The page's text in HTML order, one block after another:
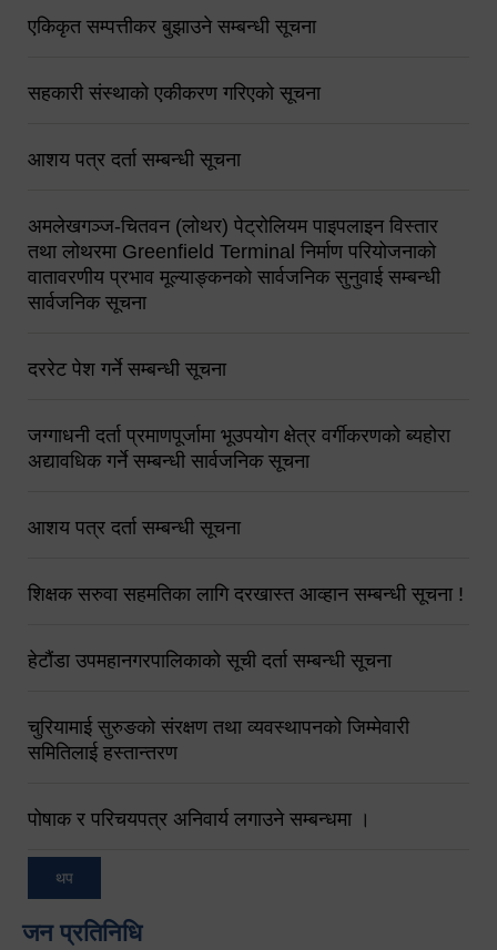
एकिकृत सम्पत्तीकर बुझाउने सम्बन्धी सूचना
सहकारी संस्थाको एकीकरण गरिएको सूचना
आशय पत्र दर्ता सम्बन्धी सूचना
अमलेखगञ्ज-चितवन (लोथर) पेट्रोलियम पाइपलाइन विस्तार
तथा लोथरमा Greenfield Terminal निर्माण परियोजनाको
वातावरणीय प्रभाव मूल्याङ्कनको सार्वजनिक सुनुवाई सम्बन्धी
सार्वजनिक सूचना
दररेट पेश गर्ने सम्बन्धी सूचना
जग्गाधनी दर्ता प्रमाणपूर्जामा भूउपयोग क्षेत्र वर्गीकरणको ब्यहोरा
अद्यावधिक गर्ने सम्बन्धी सार्वजनिक सूचना
आशय पत्र दर्ता सम्बन्धी सूचना
शिक्षक सरुवा सहमतिका लागि दरखास्त आव्हान सम्बन्धी सूचना !
हेटौंडा उपमहानगरपालिकाको सूची दर्ता सम्बन्धी सूचना
चुरियामाई सुरुङको संरक्षण तथा व्यवस्थापनको जिम्मेवारी
समितिलाई हस्तान्तरण
पोषाक र परिचयपत्र अनिवार्य लगाउने सम्बन्धमा ।
थप
जन प्रतिनिधि